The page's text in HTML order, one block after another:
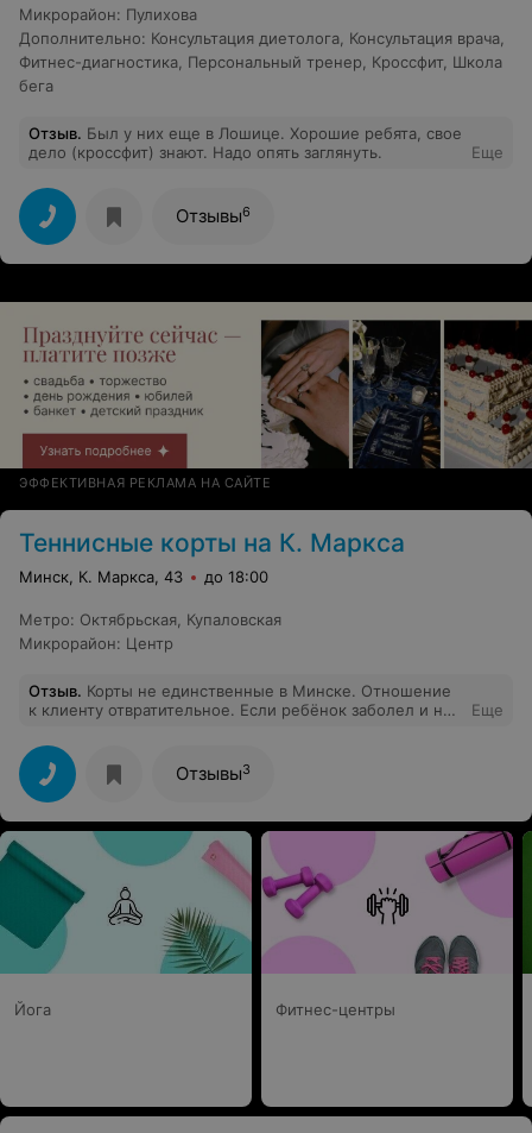
Микрорайон: Пулихова
Дополнительно: Консультация диетолога, Консультация врача,
Фитнес-диагностика, Персональный тренер, Кроссфит, Школа
бега
Отзыв. Был у них еще в Лошице. Хорошие ребята, свое
дело (кроссфит) знают. Надо опять заглянуть.
Еще
Отзывы6
ЭФФЕКТИВНАЯ РЕКЛАМА НА САЙТЕ
Теннисные корты на К. Маркса
Минск, К. Маркса, 43 до 18:00
Метро: Октябрьская, Купаловская
Микрорайон: Центр
Отзыв. Корты не единственные в Минске. Отношение
к клиенту отвратительное. Если ребёнок заболел и не
хотя ходили до этого исправно. Ушли в Смену....
СУПЕР!!!!!
Еще
Отзывы3
Йога Фитнес-центры